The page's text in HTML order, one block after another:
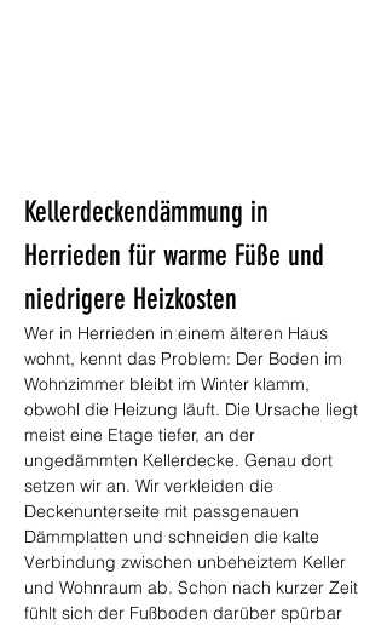
Kellerdeckendämmung in
Herrieden für warme Füße und
niedrigere Heizkosten
Wer in Herrieden in einem älteren Haus
wohnt, kennt das Problem: Der Boden im
Wohnzimmer bleibt im Winter klamm,
obwohl die Heizung läuft. Die Ursache liegt
meist eine Etage tiefer, an der
ungedämmten Kellerdecke. Genau dort
setzen wir an. Wir verkleiden die
Deckenunterseite mit passgenauen
Dämmplatten und schneiden die kalte
Verbindung zwischen unbeheiztem Keller
und Wohnraum ab. Schon nach kurzer Zeit
fühlt sich der Fußboden darüber spürbar